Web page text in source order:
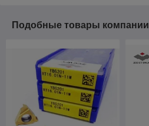
Подобные товары компании